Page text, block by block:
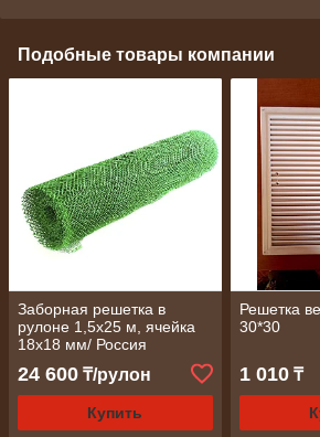
Подобные товары компании
Заборная решетка в
рулоне 1,5x25 м, ячейка
18х18 мм/ Россия
24 600 ₸/рулон
Купить
Решетка
30*30
1 010₸